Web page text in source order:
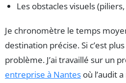
Les obstacles visuels
Je chronomètre le temps
destination précise. Si c’est
problème. J’ai travaillé sur un
entreprise à Nantes où l’audit